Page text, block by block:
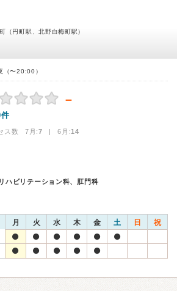
（円町駅、北野白梅町駅）
（〜20:00）
－
ス数 7月:7 | 6月:14
ハビリテーション科、肛門科
月 火 水 木 金 土 日 祝